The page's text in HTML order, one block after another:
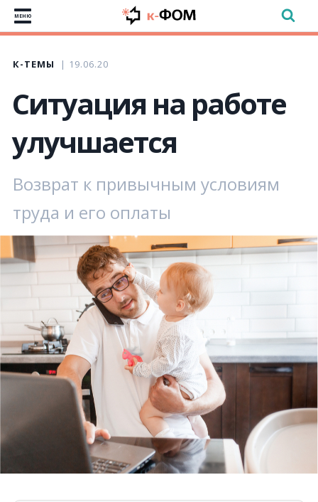
МЕНЮ
К-ТЕМЫ 19.06.20
Ситуация на работе
улучшается
Возврат к привычным условиям
труда и его оплаты